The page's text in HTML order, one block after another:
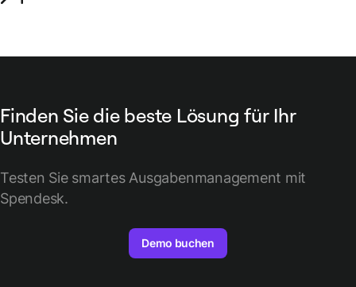
Finden Sie die beste Lösung für Ihr
Unternehmen
Testen Sie smartes Ausgabenmanagement mit
Spendesk.
Demo buchen